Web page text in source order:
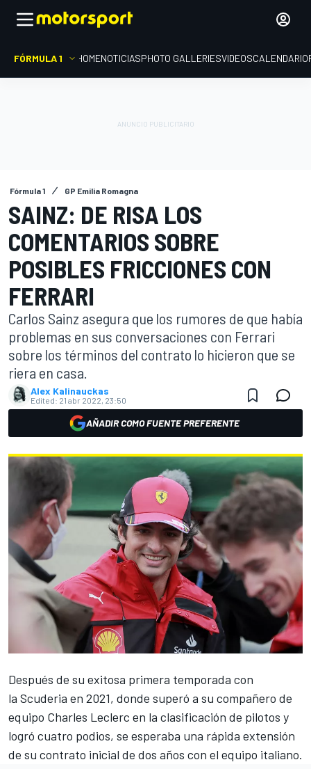
FÓRMULA 1 HOMENOTICIASPHOTO GALLERIESVIDEOSCALENDARIO
Fórmula 1 GP Emilia Romagna
SAINZ: DE RISA LOS
COMENTARIOS SOBRE
POSIBLES FRICCIONES CON
FERRARI
Carlos Sainz asegura que los rumores de que había
problemas en sus conversaciones con Ferrari
sobre los términos del contrato lo hicieron que se
riera en casa.
Alex Kalinauckas
Edited: 21 abr 2022, 23:50
AÑADIR COMO FUENTE PREFERENTE
Después de su exitosa primera temporada con
la Scuderia en 2021, donde superó a su compañero de
equipo Charles Leclerc en la clasificación de pilotos y
logró cuatro podios, se esperaba una rápida extensión
de su contrato inicial de dos años con el equipo italiano.